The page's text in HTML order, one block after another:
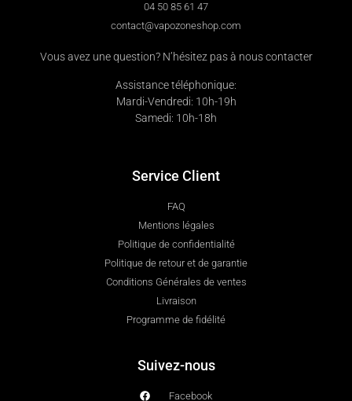
04 50 85 61 47
contact@vapozoneshop.com
Vous avez une question? N’hésitez pas à nous contacter
Assistance téléphonique:
Mardi-Vendredi: 10h-19h
Samedi: 10h-18h
Service Client
FAQ
Mentions légales
Politique de confidentialité
Politique de retour et de garantie
Conditions Générales de ventes
Livraison
Programme de fidélité
Suivez-nous
Facebook